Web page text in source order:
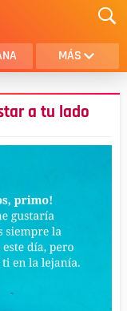
MÁS
AMOR
HIJO
ESPOSO
HOMBRE
a tu lado